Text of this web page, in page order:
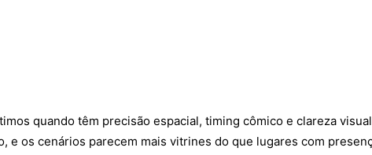
quando têm precisão espacial, timing cômico e clareza
os cenários parecem mais vitrines do que lugares com